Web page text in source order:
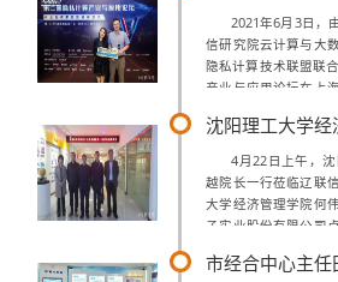
2021年6月3日，
信研究院云计算与大
隐私计算技术联盟联
产业与应用论坛在上
数据科技开发有限公
4月22日上午，
越院长一行莅临辽联
大学经济管理学院何
子实业股份有限公司
行首先到白塔区大数